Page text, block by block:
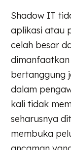
Shadow IT
aplikasi atau
celah besar
bertanggung
dalam
kali tidak
seharusnya
membuka